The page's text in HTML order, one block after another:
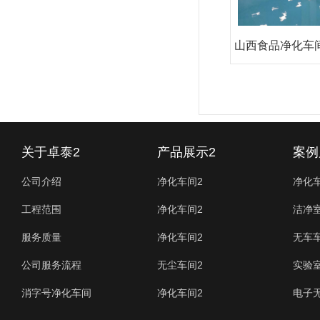
山西食品净化车
关于卓泰2
公司介绍
工程范围
服务质量
公司服务流程
消字号净化车间
产品展示2
净化车间2
净化车间2
净化车间2
无尘车间2
净化车间2
案
净化
洁净
无车
实验
电子